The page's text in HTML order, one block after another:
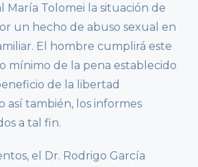
María Tolomei la situación de
un hecho de abuso sexual en
El hombre cumplirá este
mínimo de la pena establecido
de la libertad
así también, los informes
a tal fin.
el Dr. Rodrigo García